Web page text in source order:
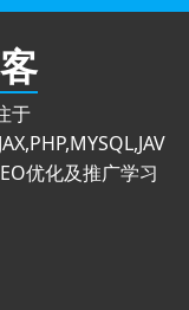
于
优化及推广学习